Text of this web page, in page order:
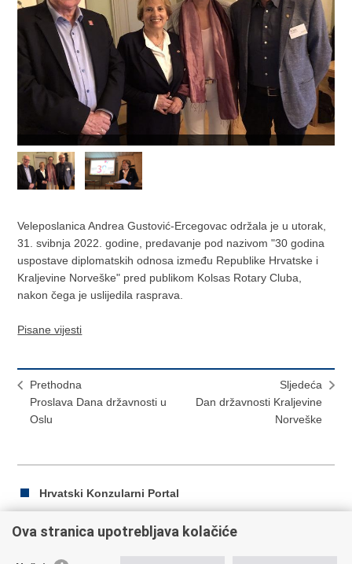
Veleposlanica Andrea Gustović-Ercegovac održala je u utorak,
31. svibnja 2022. godine, predavanje pod nazivom "30 godina
uspostave diplomatskih odnosa između Republike Hrvatske i
Kraljevine Norveške" pred publikom Kolsas Rotary Cluba,
nakon čega je uslijedila rasprava.
Pisane vijesti
Prethodna
Proslava Dana državnosti u
Oslu
Sljedeća
Dan državnosti Kraljevine
Norveške
Hrvatski Konzularni Portal
Ova stranica upotrebljava kolačiće